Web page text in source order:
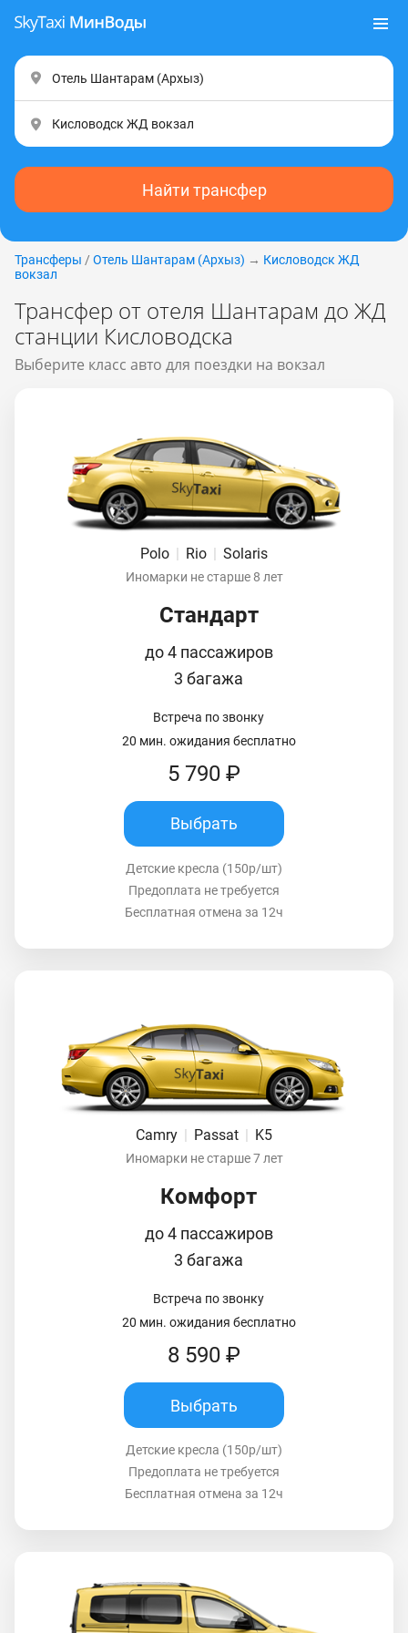
Найти трансфер
Трансферы / Отель Шантарам (Apxыз) → Кисловодск ЖД
вокзал
Трансфер от отеля Шантарам до ЖД
станции Кисловодска
Выберите класс авто для поездки на вокзал
Polo | Rio | Solaris
Иномарки не старше 8 лет
Стандарт
до 4 пассажиров
3 багажа
Встреча по звонку
20 мин. ожидания бесплатно
5 790 ₽
Выбрать
Детские кресла (150р/шт)
Предоплата не требуется
Бесплатная отмена за 12ч
Camry Passat K5
Иномарки не старше 7 лет
Комфорт
до 4 пассажиров
3 багажа
Встреча по звонку
20 мин. ожидания бесплатно
8 590 ₽
Выбрать
Детские кресла (150р/шт)
Предоплата не требуется
Бесплатная отмена за 12ч